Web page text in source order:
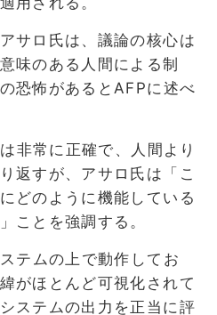
サロ氏は、議論の核心は
味のある人間による制
恐怖があるとAFPに述べ
非常に正確で、人間より
返すが、アサロ氏は「こ
どのように機能している
ことを強調する。
テムの上で動作してお
がほとんど可視化されて
ステムの出力を正当に評